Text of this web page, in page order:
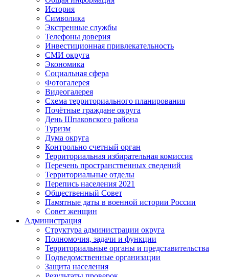
История
Символика
Экстренные службы
Телефоны доверия
Инвестиционная привлекательность
СМИ округа
Экономика
Социальная сфера
Фотогалерея
Видеогалерея
Схема территориального планирования
Почётные граждане округа
День Шпаковского района
Туризм
Дума округа
Контрольно счетный орган
Территориальная избирательная комиссия
Перечень пространственных сведений
Территориальные отделы
Перепись населения 2021
Общественный Совет
Памятные даты в военной истории России
Совет женщин
Администрация
Структура администрации округа
Полномочия, задачи и функции
Территориальные органы и представительства
Подведомственные организации
Защита населения